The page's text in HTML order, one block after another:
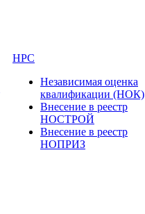
НРС
Независимая оценка
квалификации (НОК)
Внесение в реестр
НОСТРОЙ
Внесение в реестр
НОПРИЗ